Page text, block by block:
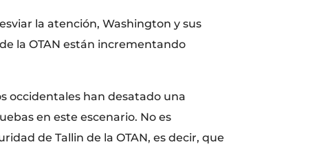
la atención, Washington y sus
la OTAN están incrementando
occidentales han desatado una
en este escenario. No es
de Tallin de la OTAN, es decir, que